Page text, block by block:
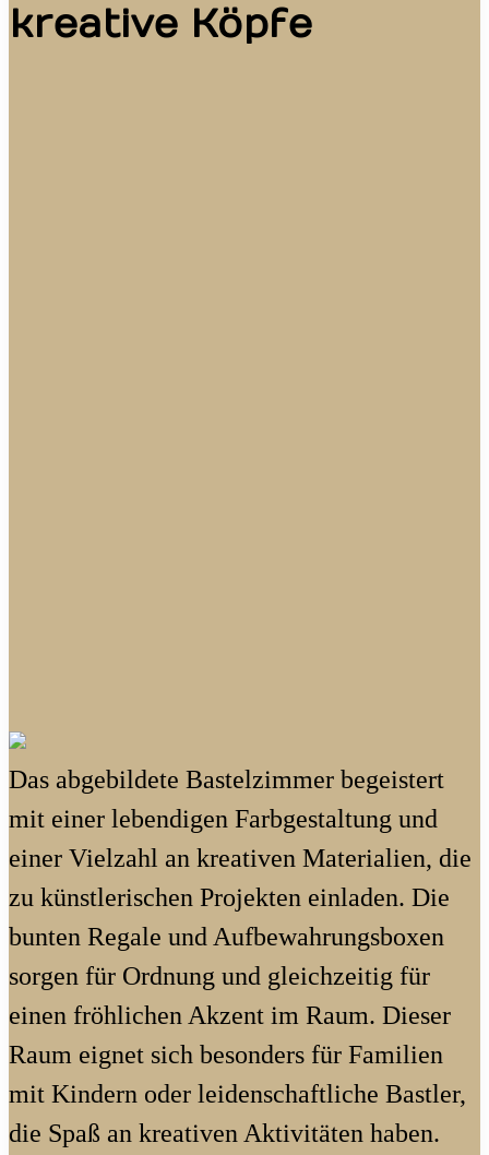
kreative Köpfe
Das abgebildete Bastelzimmer begeistert
mit einer lebendigen Farbgestaltung und
einer Vielzahl an kreativen Materialien, die
zu künstlerischen Projekten einladen. Die
bunten Regale und Aufbewahrungsboxen
sorgen für Ordnung und gleichzeitig für
einen fröhlichen Akzent im Raum. Dieser
Raum eignet sich besonders für Familien
mit Kindern oder leidenschaftliche Bastler,
die Spaß an kreativen Aktivitäten haben.